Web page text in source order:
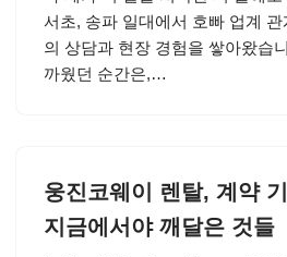
서초, 송파 일대에서 호빠 업계
의 상담과 현장 경험을 쌓아왔습
까웠던 순간은,…
웅진코웨이 렌탈, 계약
지금에서야 깨달은 것들